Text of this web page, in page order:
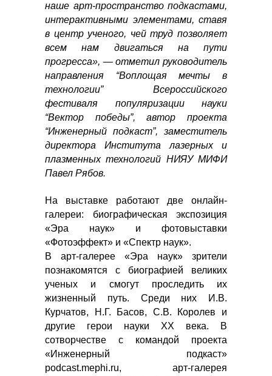
наше арт-пространство подкастами,
интерактивными элементами, ставя
в центр ученого, чей труд позволяет
всем нам двигаться на пути
прогресса», — отметил руководитель
направления “Воплощая мечты в
технологии” Всероссийского
фестиваля популяризации науки
“Вектор победы”, автор проекта
“Инженерный подкаст”, заместитель
директора Института лазерных и
плазменных технологий НИЯУ МИФИ
Павел Рябов.
На выставке работают две онлайн-
галереи: биографическая экспозиция
«Эра наук» и фотовыставки
«Фотоэффект» и «Спектр наук».
В арт-галерее «Эра наук» зрители
познакомятся с биографией великих
ученых и смогут проследить их
жизненный путь. Среди них И.В.
Курчатов, Н.Г. Басов, С.В. Королев и
другие герои науки XX века. В
сотворчестве с командой проекта
«Инженерный подкаст»
podcast.mephi.ru, арт-галерея